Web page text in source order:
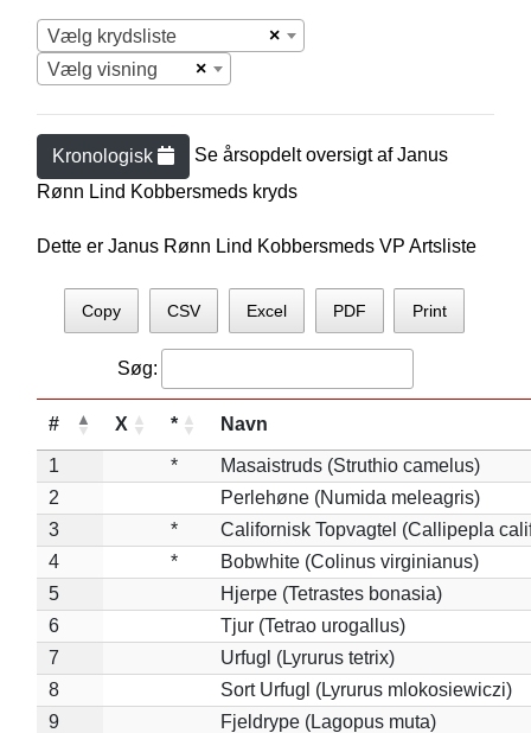
×
Vælg krydsliste
×
Vælg visning
Kronologisk Se årsopdelt oversigt afJanus
Rønn Lind Kobbersmeds kryds
Dette er Janus Rønn Lind Kobbersmeds VP Artsliste
Copy CSV Excel PDF Print
Søg:
# X * Navn
1 *
Masaistruds (Struthio camelus)
2
Perlehøne (Numida meleagris)
3
*
Californisk Topvagtel (Callipepla
4
*
Bobwhite (Colinus virginianus)
5
Hjerpe (Tetrastes bonasia)
6
Tjur (Tetrao urogallus)
7
Urfugl (Lyrurus tetrix)
8
Sort Urfugl (Lyrurus mlokosiewiczi)
9
Fjeldrype (Lagopus muta)